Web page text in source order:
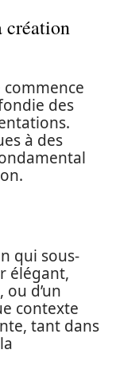
création
des
à des
qui sous-
élégant,
d’un
contexte
tant dans